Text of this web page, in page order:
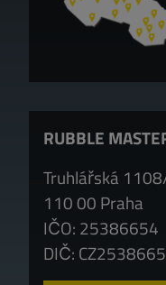
RUBBLE
Truhlářská
110 00 Praha
IČO: 25386654
DIČ: